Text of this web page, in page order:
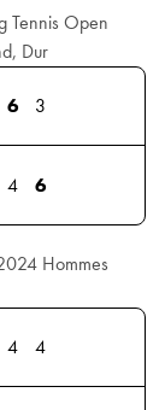
Tennis Open
Dur
6 3
4 6
Hommes
4 4